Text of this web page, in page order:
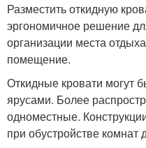
Разместить откидную
эргономичное решение
организации места
помещение.
Откидные кровати могут
ярусами. Более
одноместные.
при обустройстве комнат